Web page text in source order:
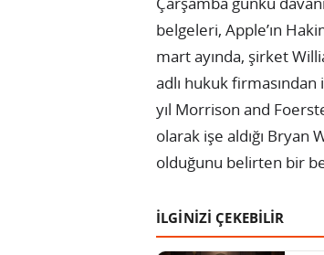
belgeleri, Apple’ın
mart ayında, şirket
adlı hukuk
yıl Morrison and
olarak işe aldığı Bryan
olduğunu belirten bir
İLGİNİZİ ÇEKEBİLİR